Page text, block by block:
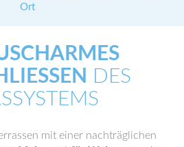
Ort
DES
mit einer nachträglichen